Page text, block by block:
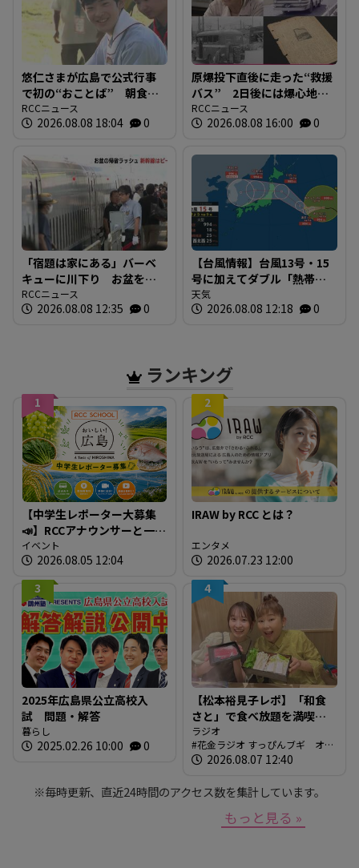
悠仁さまが広島で公式行事
で初の“おことば” 朝食作
りや丸太切りも 福山市で
は博物館を視察
RCCニュース
2026.08.08 18:04 0
原爆投下直後に走った“救援
バス” 2日後には爆心地至
近に路線バスも 戦時下か
ら復興まで支えた“バスの歴
RCCニュース
2026.08.08 16:00 0
「宿題は家にある」バーベ
キューに川下り お盆をふ
るさとで 帰省ラッシュピ
ークで新幹線の下りはほぼ
RCCニュース
2026.08.08 12:35 0
【台風情報】台風13号・15
号に加えてダブル「熱帯低
気圧」発生へ 15号はお盆
に日本直撃か ※18日まで
天気
2026.08.08 12:18 0
ランキング
1
【中学生レポーター大募集
📣】RCCアナウンサーと一緒
に「広島の食」の現場を取
材しよう！
イベント
2026.08.05 12:04
2
IRAW by RCC とは？
エンタメ
2026.07.23 12:00
3
2025年広島県公立高校入
試 問題・解答
暮らし
2025.02.26 10:00 0
4
【松本裕見子レポ】「和食
さと」で食べ放題を満喫！
「さとしゃぶ」を体験！！
（RCCラジオ「花金ラジオ
すっぴんブギ」企画）
ラジオ
花金ラジオ すっぴんブギ オン
エア情報
2026.08.07 12:40
※毎時更新、直近24時間のアクセス数を集計しています。
もっと見る »